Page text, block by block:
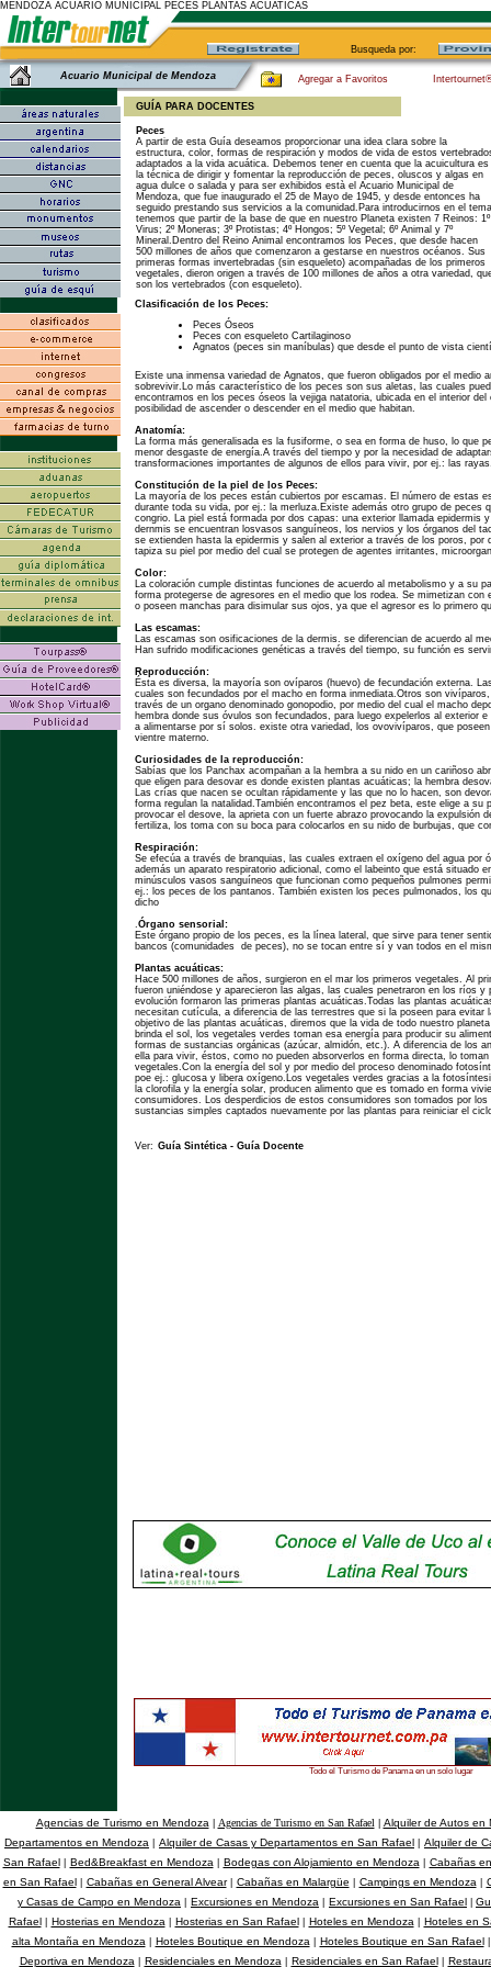
MENDOZA ACUARIO MUNICIPAL PECES PLANTAS ACUATICAS
Busqueda por:
Acuario Municipal de Mendoza Agregar a Favoritos
GUÍA PARA DOCENTES
Peces
A partir de esta Guía deseamos proporcionar una idea clara sobre la
estructura, color, formas de respiración y modos de vida de estos
adaptados a la vida acuática. Debemos tener en cuenta que la acuicultura es
la técnica de dirigir y fomentar la reproducción de peces, oluscos y algas en
agua dulce o salada y para ser exhibidos està el Acuario Municipal de
Mendoza, que fue inaugurado el 25 de Mayo de 1945, y desde entonces ha
seguido prestando sus servicios a la comunidad.Para introducirnos en el tema
tenemos que partir de la base de que en nuestro Planeta existen 7 Reinos: 1º
Virus; 2º Moneras; 3º Protistas; 4º Hongos; 5º Vegetal; 6º Animal y 7º
Mineral.Dentro del Reino Animal encontramos los Peces, que desde hacen
500 millones de años que comenzaron a gestarse en nuestros océanos. Sus
primeras formas invertebradas (sin esqueleto) acompañadas de los primeros
vegetales, dieron origen a través de 100 millones de años a otra variedad,
son los vertebrados (con esqueleto).
Clasificación de los Peces:
Peces Óseos
Peces con esqueleto Cartilaginoso
Agnatos (peces sin maníbulas) que desde el punto de vista
Existe una inmensa variedad de Agnatos, que fueron obligados por el medio
sobrevivir.Lo más característico de los peces son sus aletas, las cuales
encontramos en los peces óseos la vejiga natatoria, ubicada en el interior
posibilidad de ascender o descender en el medio que habitan.
Anatomía:
La forma más generalisada es la fusiforme, o sea en forma de huso, lo que
menor desgaste de energía.A través del tiempo y por la necesidad de
transformaciones importantes de algunos de ellos para vivir, por ej.: las
Constitución de la piel de los Peces:
La mayoría de los peces están cubiertos por escamas. El número de estas
durante toda su vida, por ej.: la merluza.Existe además otro grupo de peces
congrio. La piel está formada por dos capas: una exterior llamada epidermis
dernmis se encuentran losvasos sanguíneos, los nervios y los órganos del
se extienden hasta la epidermis y salen al exterior a través de los poros, por
tapiza su piel por medio del cual se protegen de agentes irritantes,
Color:
La coloración cumple distintas funciones de acuerdo al metabolismo y a su
forma protegerse de agresores en el medio que los rodea. Se mimetizan con
o poseen manchas para disimular sus ojos, ya que el agresor es lo primero
Las escamas:
Las escamas son osificaciones de la dermis. se diferencian de acuerdo al
Han sufrido modificaciones genéticas a través del tiempo, su función es
Reproducción:
Ésta es diversa, la mayoría son ovíparos (huevo) de fecundación externa.
cuales son fecundados por el macho en forma inmediata.Otros son
través de un organo denominado gonopodio, por medio del cual el macho
hembra donde sus óvulos son fecundados, para luego expelerlos al exterior
a alimentarse por sí solos. existe otra variedad, los ovovivíparos, que
vientre materno.
Curiosidades de la reproducción:
Sabías que los Panchax acompañan a la hembra a su nido en un cariñoso
que eligen para desovar es donde existen plantas acuáticas; la hembra
Las crías que nacen se ocultan rápidamente y las que no lo hacen, son
forma regulan la natalidad.También encontramos el pez beta, este elige a su
provocar el desove, la aprieta con un fuerte abrazo provocando la expulsión
fertiliza, los toma con su boca para colocarlos en su nido de burbujas, que
Respiración:
Se efecúa a través de branquias, las cuales extraen el oxígeno del agua por
además un aparato respiratorio adicional, como el labeinto que está situado
minúsculos vasos sanguíneos que funcionan como pequeños pulmones
ej.: los peces de los pantanos. También existen los peces pulmonados, los
dicho
.Órgano sensorial:
Este órgano propio de los peces, es la línea lateral, que sirve para tener
bancos (comunidades de peces), no se tocan entre sí y van todos en el
Plantas acuáticas:
Hace 500 millones de años, surgieron en el mar los primeros vegetales. Al
fueron uniéndose y aparecieron las algas, las cuales penetraron en los ríos y
evolución formaron las primeras plantas acuáticas.Todas las plantas
necesitan cutícula, a diferencia de las terrestres que si la poseen para evitar
objetivo de las plantas acuáticas, diremos que la vida de todo nuestro
brinda el sol, los vegetales verdes toman esa energía para producir su
formas de sustancias orgánicas (azúcar, almidón, etc.). A diferencia de los
ella para vivir, éstos, como no pueden absorverlos en forma directa, lo
vegetales.Con la energía del sol y por medio del proceso denominado
poe ej.: glucosa y libera oxígeno.Los vegetales verdes gracias a la
la clorofila y la energía solar, producen alimento que es tomado en forma
consumidores. Los desperdicios de estos consumidores son tomados por los
sustancias simples captados nuevamente por las plantas para reiniciar el
Ver: Guía Sintética - Guía Docente
Todo el Turismo de Panama en un solo lugar
Agencias de Turismo en Mendoza Agencias de Turismo en San Rafael| Alquiler de Autos en
Departamentos en Mendoza
Alquiler de Casas y Departamentos en San Rafael
Alquiler de
San Rafael
Bed&Breakfast en Mendoza Bodegas con Alojamiento en Mendoza
Cabañas
en San Rafael
Cabañas en General Alvear Cabañas en Malargüe Campings en Mendoza
y Casas de Campo en Mendoza
Excursiones en Mendoza Excursiones en San Rafael
Rafael
Hosterias en Mendoza Hosterias en San Rafael Hoteles en Mendoza
Hoteles en
alta Montaña en Mendoza
Hoteles Boutique en Mendoza Hoteles Boutique en San Rafael
Deportiva en Mendoza Residenciales en Mendoza Residenciales en San Rafael